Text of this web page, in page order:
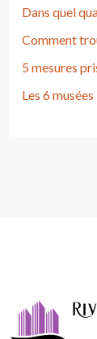
Dans quel
Comment
5 mesures
Les 6